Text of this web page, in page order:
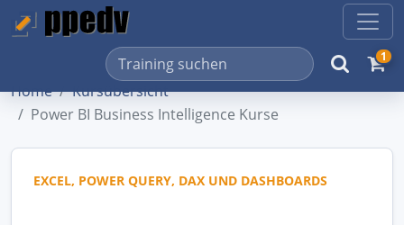
1
Home
Kursübersicht
Power BI Business Intelligence Kurse
EXCEL, POWER QUERY, DAX UND DASHBOARDS